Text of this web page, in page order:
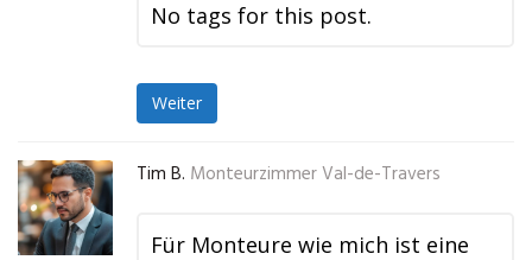
No tags for this post.
Weiter
Tim B. Monteurzimmer Val-de-Travers
Für Monteure wie mich ist eine